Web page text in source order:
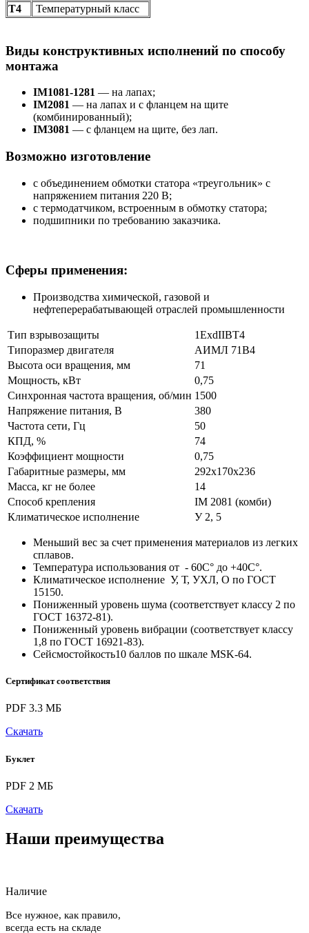
Т4
Температурный класс
Виды конструктивных исполнений по способу
монтажа
IM1081-1281 — на лапах;
IM2081 — на лапах и с фланцем на щите
(комбинированный);
IM3081 — с фланцем на щите, без лап.
Возможно изготовление
с объединением обмотки статора «треугольник» с
напряжением питания 220 В;
с термодатчиком, встроенным в обмотку статора;
подшипники по требованию заказчика.
Сферы применения:
Производства химической, газовой и
нефтеперерабатывающей отраслей промышленности
Тип взрывозащиты
1ExdIIBT4
Типоразмер двигателя
АИМЛ 71В4
Высота оси вращения, мм
71
Мощность, кВт
0,75
Синхронная частота вращения, об/мин 1500
Напряжение питания, В
380
Частота сети, Гц
50
КПД, %
74
Коэффициент мощности
0,75
Габаритные размеры, мм
292х170х236
Масса, кг не более
14
Способ крепления
IM 2081 (комби)
Климатическое исполнение
У 2, 5
Меньший вес за счет применения материалов из легких
сплавов.
Температура использования от - 60С° до +40С°.
Климатическое исполнение У, Т, УХЛ, О по ГОСТ
15150.
Пониженный уровень шума (соответствует классу 2 по
ГОСТ 16372-81).
Пониженный уровень вибрации (соответствует классу
1,8 по ГОСТ 16921-83).
Сейсмостойкость10 баллов по шкале MSK-64.
Сертификат соответствия
PDF 3.3 МБ
Скачать
Буклет
PDF 2 МБ
Скачать
Наши преимущества
Наличие
Все нужное, как правило,
всегда есть на складе